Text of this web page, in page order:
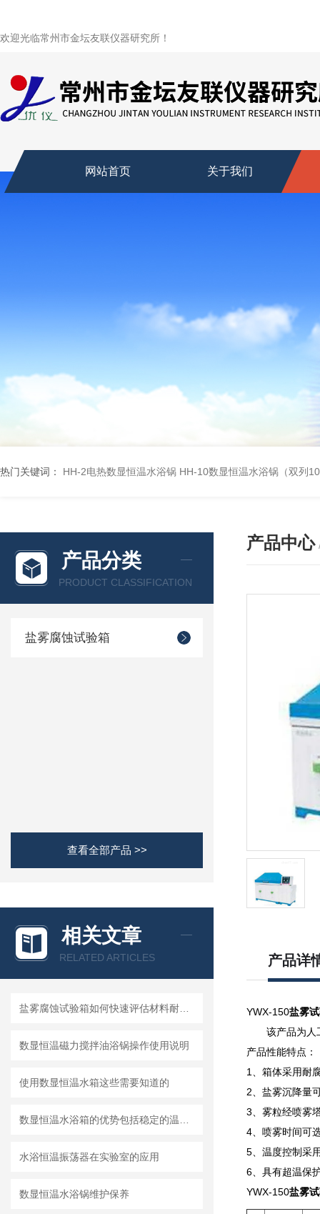
欢迎光临常州市金坛友联仪器研究所！
网站首页 关于我们
热门关键词： HH-2电热数显恒温水浴锅 HH-10数显恒温水浴锅（双列
产品分类
PRODUCT CLASSIFICATION
盐雾腐蚀试验箱
查看全部产品 >>
相关文章
RELATED ARTICLES
数显恒温磁力搅拌油浴锅操作使用说明
使用数显恒温水箱这些需要知道的
水浴恒温振荡器在实验室的应用
数显恒温水浴锅维护保养
产品中心
产品详
YWX-150盐雾
该产品为人
产品性能特点：
1、箱体采用耐
2、盐雾沉降量
3、雾粒经喷雾
4、喷雾时间可
5、温度控制采
6、具有超温保
YWX-150盐雾